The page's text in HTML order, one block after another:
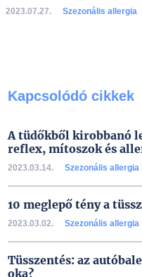
2023.07.27. Szezonális allergia
Kapcsolódó cikkek
A tüdőkből kirobbanó
reflex, mítoszok és
2023.03.14. Szezonális allergia
10 meglepő tény a
2023.03.02. Szezonális allergia
Tüsszentés: az
oka?